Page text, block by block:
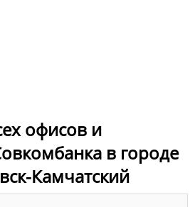
офисов и
в городе
Камчатский